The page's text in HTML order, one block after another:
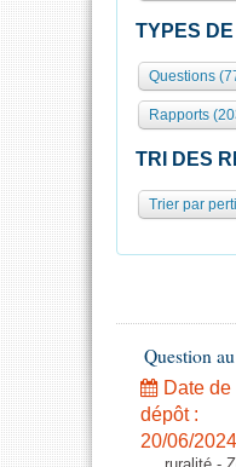
TYPES
Questions
Rapports
TRI DES
Trier par
Question
Date de
dépôt :
20/06/2024